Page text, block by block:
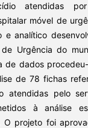
atendidas
móvel de
e analítico
Urgência do
de dados
de 78 fichas
atendidas pelo
à análise
O projeto foi